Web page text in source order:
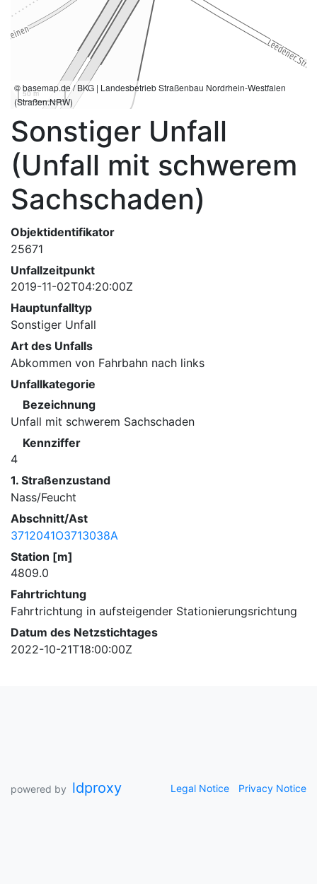
50 m
© basemap.de / BKG | Landesbetrieb Straßenbau Nordrhein-Westfalen
(Straßen.NRW)
Sonstiger Unfall
(Unfall mit schwerem
Sachschaden)
Objektidentifikator
25671
Unfallzeitpunkt
2019-11-02T04:20:00Z
Hauptunfalltyp
Sonstiger Unfall
Art des Unfalls
Abkommen von Fahrbahn nach links
Unfallkategorie
Bezeichnung
Unfall mit schwerem Sachschaden
Kennziffer
4
1. Straßenzustand
Nass/Feucht
Abschnitt/Ast
3712041O3713038A
Station [m]
4809.0
Fahrtrichtung
Fahrtrichtung in aufsteigender Stationierungsrichtung
Datum des Netzstichtages
2022-10-21T18:00:00Z
powered by ldproxy Legal Notice Privacy Notice